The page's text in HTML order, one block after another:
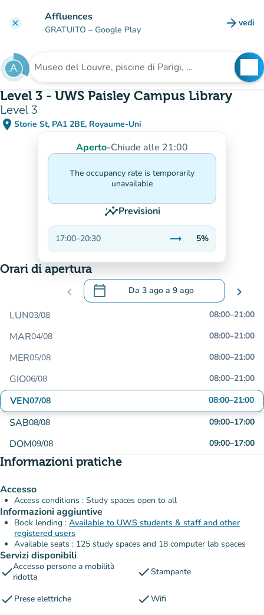
clear Affluences
GRATUITO – Google Play arrow_forward vedi
Cerca una struttura
Level 3 - UWS Paisley Campus Library
Level 3
place Storie St, PA1 2BE, Royaume-Uni
(apri in Google Maps)
(nuova scheda)
Aperto-Chiude alle 21:00
The occupancy rate is temporarily
unavailable
insightsPrevisioni
17:00–20:30 trending_flat
Stabile
5%
Orari di apertura
chevron_left calendar_today Da 3 ago a 9 ago
.Aprire il calendario per modificare le
chevron_right
LUN03/08 08:00–21:00
MAR04/08 08:00–21:00
MER05/08 08:00–21:00
GIO06/08 08:00–21:00
VEN07/08 08:00–21:00
SAB08/08 09:00–17:00
DOM09/08 09:00–17:00
Informazioni pratiche
Accesso
Access conditions : Study spaces open to all
Informazioni aggiuntive
Book lending : Available to UWS students & staff and other
registered users
Available seats : 125 study spaces and 18 computer lab spaces
Servizi disponibili
checkAccesso persone a mobilità
ridotta
checkStampante
check Prese elettriche checkWifi